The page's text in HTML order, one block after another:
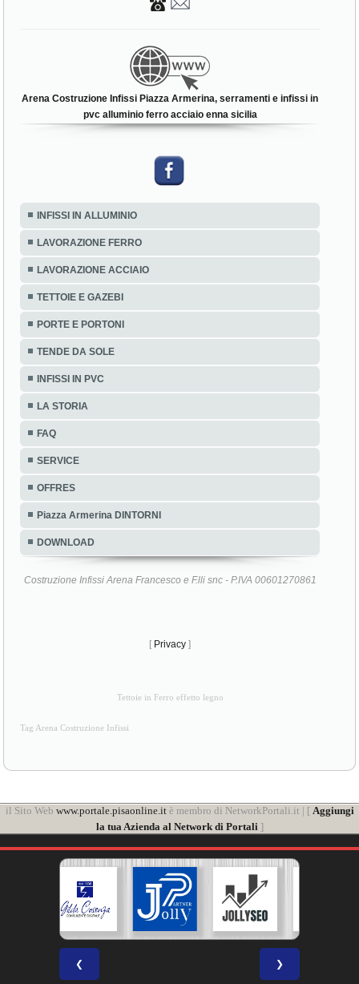
Arena Costruzione Infissi Piazza Armerina, serramenti e infissi in
pvc alluminio ferro acciaio enna sicilia
INFISSI IN ALLUMINIO
LAVORAZIONE FERRO
LAVORAZIONE ACCIAIO
TETTOIE E GAZEBI
PORTE E PORTONI
TENDE DA SOLE
INFISSI IN PVC
LA STORIA
FAQ
SERVICE
OFFRES
Piazza Armerina DINTORNI
DOWNLOAD
Costruzione Infissi Arena Francesco e F.lli snc - P.IVA 00601270861
[ Privacy ]
Tettoie in Ferro effetto legno
Tag Arena Costruzione Infissi
il Sito Web www.portale.pisaonline.itè membro di NetworkPortali.it | [ Aggiungi
la tua Azienda al Network di Portali]
❮ ❯